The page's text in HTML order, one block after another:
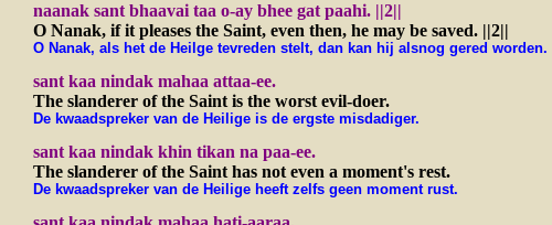
naanak sant bhaavai taa o-ay bhee gat paahi. ||2||
O Nanak, if it pleases the Saint, even then, he may be saved. ||2||
O Nanak, als het de Heilge tevreden stelt, dan kan hij alsnog gered worden.
sant kaa nindak mahaa attaa-ee.
The slanderer of the Saint is the worst evil-doer.
De kwaadspreker van de Heilige is de ergste misdadiger.
sant kaa nindak khin tikan na paa-ee.
The slanderer of the Saint has not even a moment's rest.
De kwaadspreker van de Heilige heeft zelfs geen moment rust.